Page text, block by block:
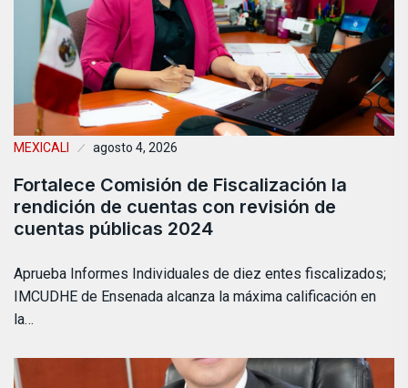
MEXICALI agosto 4, 2026
Fortalece Comisión de Fiscalización la
rendición de cuentas con revisión de
cuentas públicas 2024
Aprueba Informes Individuales de diez entes fiscalizados;
IMCUDHE de Ensenada alcanza la máxima calificación en
la…